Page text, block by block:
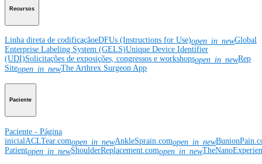
Recursos
Linha direta de codificaçãoeDFUs (Instructions for Use)open_in_newGlobal
Enterprise Labeling System (GELS)Unique Device Identifier
(UDI)Solicitações de exposições, congressos e workshopsopen_in_newRep
Siteopen_in_newThe Arthrex Surgeon App
Paciente
Paciente - Página
inicialACLTear.comopen_in_newAnkleSprain.comopen_in_new
Patientopen_in_newShoulderReplacement.comopen_in_new